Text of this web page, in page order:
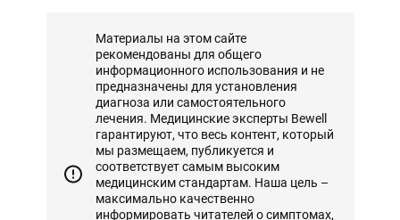
Материалы на этом сайте
рекомендованы для общего
информационного использования и не
предназначены для установления
диагноза или самостоятельного
лечения. Медицинские эксперты Bewell
гарантируют, что весь контент, который
мы размещаем, публикуется и
соответствует самым высоким
медицинским стандартам. Наша цель –
максимально качественно
информировать читателей о симптомах,